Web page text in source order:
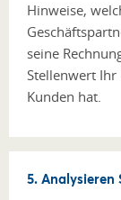
Hinweise,
seine
Stellenwert
Kunden hat.
5. Analysieren